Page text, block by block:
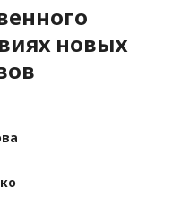
новых